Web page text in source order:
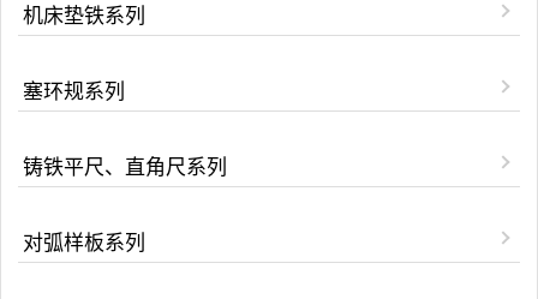
机床垫铁系列
塞环规系列
铸铁平尺、直角尺系列
对弧样板系列